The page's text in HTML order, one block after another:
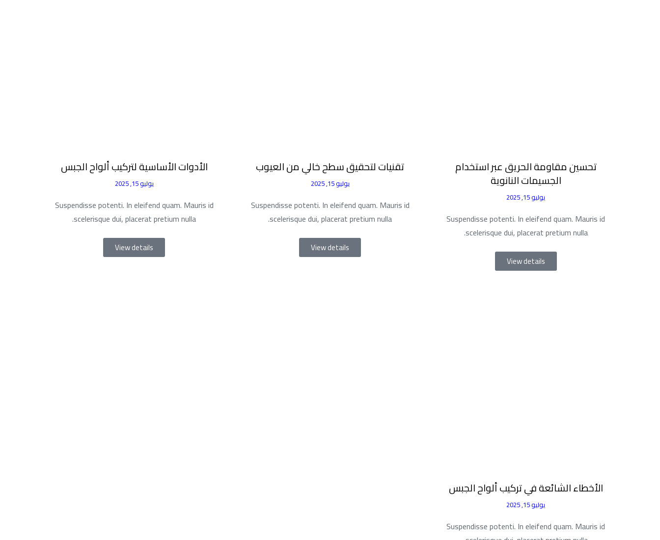
تحسين مقاومة الحريق عبر استخدام
الجسيمات النانوية
يوليو 15, 2025
Suspendisse potenti. In eleifend quam. Mauris id
scelerisque dui, placerat pretium nulla.
View details
تقنيات لتحقيق سطح خالي من العيوب
يوليو 15, 2025
Suspendisse potenti. In eleifend quam. Mauris id
scelerisque dui, placerat pretium nulla.
View details
الأدوات الأساسية لتركيب ألواح الجبس
يوليو 15, 2025
Suspendisse potenti. In eleifend quam. Mauris id
scelerisque dui, placerat pretium nulla.
View details
الأخطاء الشائعة في تركيب ألواح الجبس
يوليو 15, 2025
Suspendisse potenti. In eleifend quam. Mauris id